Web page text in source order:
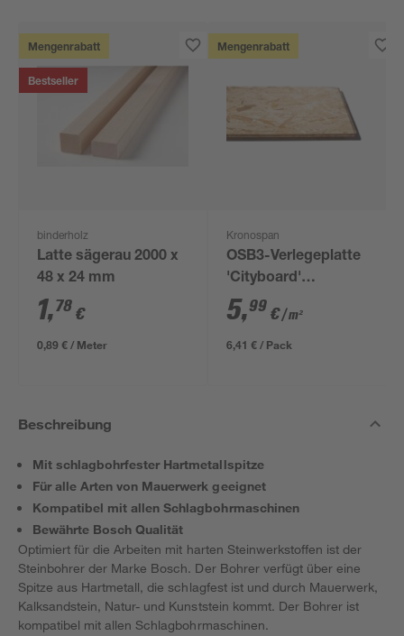
Mengenrabatt
Bestseller
binderholz
Latte sägerau 2000 x
48 x 24 mm
1,78 €
0,89 € / Meter
Mengenrabatt
Kronospan
OSB3-Verlegeplatte
'Cityboard'
ungeschliffen 1690 x
634 x 12 mm
5,99 €/ m²
6,41 € / Pack
Beschreibung
Mit schlagbohrfester Hartmetallspitze
Für alle Arten von Mauerwerk geeignet
Kompatibel mit allen Schlagbohrmaschinen
Bewährte Bosch Qualität
Optimiert für die Arbeiten mit harten Steinwerkstoffen ist der
Steinbohrer der Marke Bosch. Der Bohrer verfügt über eine
Spitze aus Hartmetall, die schlagfest ist und durch Mauerwerk,
Kalksandstein, Natur- und Kunststein kommt. Der Bohrer ist
kompatibel mit allen Schlagbohrmaschinen.